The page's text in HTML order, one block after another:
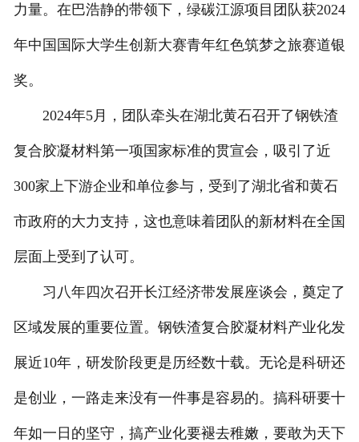
力量。在巴浩静的带领下，绿碳江源项目团队获2024
年中国国际大学生创新大赛青年红色筑梦之旅赛道银
奖。
2024年5月，团队牵头在湖北黄石召开了钢铁渣
复合胶凝材料第一项国家标准的贯宣会，吸引了近
300家上下游企业和单位参与，受到了湖北省和黄石
市政府的大力支持，这也意味着团队的新材料在全国
层面上受到了认可。
习八年四次召开长江经济带发展座谈会，奠定了
区域发展的重要位置。钢铁渣复合胶凝材料产业化发
展近10年，研发阶段更是历经数十载。无论是科研还
是创业，一路走来没有一件事是容易的。搞科研要十
年如一日的坚守，搞产业化要褪去稚嫩，要敢为天下